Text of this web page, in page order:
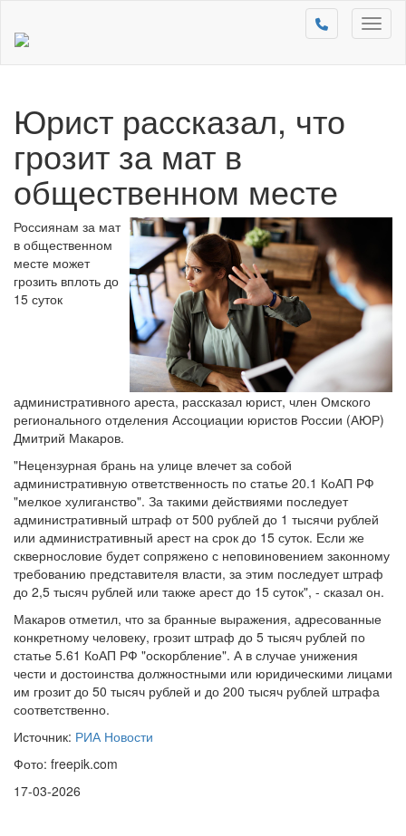
Юрист рассказал, что
грозит за мат в
общественном месте
Россиянам за мат
в общественном
месте может
грозить вплоть до
15 суток
административного ареста, рассказал юрист, член Омского
регионального отделения Ассоциации юристов России (АЮР)
Дмитрий Макаров.
"Нецензурная брань на улице влечет за собой
административную ответственность по статье 20.1 КоАП РФ
"мелкое хулиганство". За такими действиями последует
административный штраф от 500 рублей до 1 тысячи рублей
или административный арест на срок до 15 суток. Если же
сквернословие будет сопряжено с неповиновением законному
требованию представителя власти, за этим последует штраф
до 2,5 тысяч рублей или также арест до 15 суток", - сказал он.
Макаров отметил, что за бранные выражения, адресованные
конкретному человеку, грозит штраф до 5 тысяч рублей по
статье 5.61 КоАП РФ "оскорбление". А в случае унижения
чести и достоинства должностными или юридическими лицами
им грозит до 50 тысяч рублей и до 200 тысяч рублей штрафа
соответственно.
Источник: РИА Новости
Фото: freepik.com
17-03-2026